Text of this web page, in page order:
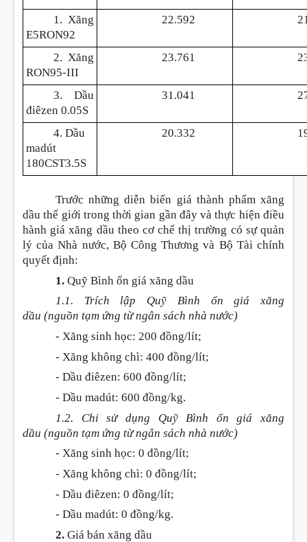
1. Xăng
E5RON92
22.592
2. Xăng
RON95-III
23.761
3. Dầu
điêzen 0.05S
31.041
4. Dầu
madút
180CST3.5S
20.332
Trước những diễn biến giá thành phẩm xăng
dầu thế giới trong thời gian gần đây và thực hiện điều
hành giá xăng dầu theo cơ chế thị trường có sự quản
lý của Nhà nước, Bộ Công Thương và Bộ Tài chính
quyết định:
1. Quỹ Bình ổn giá xăng dầu
1.1. Trích lập Quỹ Bình ổn giá xăng
dầu (nguồn tạm ứng từ ngân sách nhà nước)
- Xăng sinh học: 200 đồng/lít;
- Xăng không chì: 400 đồng/lít;
- Dầu điêzen: 600 đồng/lít;
- Dầu madút: 600 đồng/kg.
1.2. Chi sử dụng Quỹ Bình ổn giá xăng
dầu (nguồn tạm ứng từ ngân sách nhà nước)
- Xăng sinh học: 0 đồng/lít;
- Xăng không chì: 0 đồng/lít;
- Dầu điêzen: 0 đồng/lít;
- Dầu madút: 0 đồng/kg.
2. Giá bán xăng dầu